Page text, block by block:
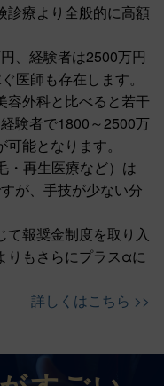
診療より全般的に高額
、経験者は2500万円
医師も存在します。
容外科と比べると若干
験者で1800～2500万
能となります。
・再生医療など）は
が、手技が少ない分
て報奨金制度を取り入
りもさらにプラスαに
詳しくはこちら >>